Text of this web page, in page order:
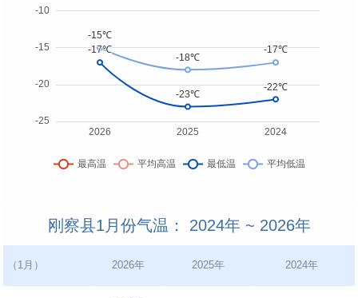
刚察县1月份气温： 2024年 ~ 2026年
（1月） 2026年 2025年 2024年